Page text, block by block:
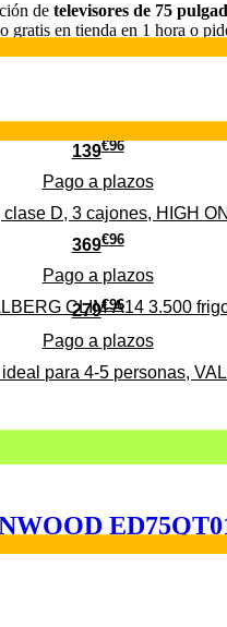
279€96
Pago a plazos
para 4-5 personas,
139€96
Pago a plazos
D, 3 cajones, HIGH
369€96
Pago a plazos
CLIM-A14 3.500
de televisores de 75
gratis en tienda en 1 hora o